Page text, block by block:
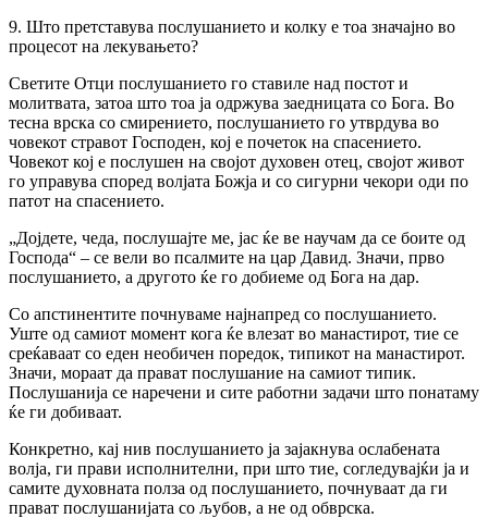
9. Што претставува послушанието и колку е тоа значајно во
процесот на лекувањето?
Светите Отци послушанието го ставиле над постот и
молитвата, затоа што тоа ја одржува заедницата со Бога. Во
тесна врска со смирението, послушанието го утврдува во
човекот стравот Господен, кој е почеток на спасението.
Човекот кој е послушен на својот духовен отец, својот живот
го управува според волјата Божја и со сигурни чекори оди по
патот на спасението.
„Дојдете, чеда, послушајте ме, јас ќе ве научам да се боите од
Господа“ – се вели во псалмите на цар Давид. Значи, прво
послушанието, а другото ќе го добиеме од Бога на дар.
Со апстинентите почнуваме најнапред со послушанието.
Уште од самиот момент кога ќе влезат во манастирот, тие се
среќаваат со еден необичен поредок, типикот на манастирот.
Значи, мораат да прават послушание на самиот типик.
Послушанија се наречени и сите работни задачи што понатаму
ќе ги добиваат.
Конкретно, кај нив послушанието ја зајакнува ослабената
волја, ги прави исполнителни, при што тие, согледувајќи ја и
самите духовната полза од послушанието, почнуваат да ги
прават послушанијата со љубов, а не од обврска.